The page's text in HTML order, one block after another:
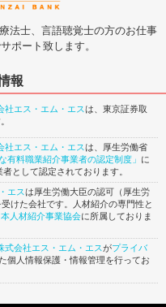
法士、言語聴覚士の方のお仕事
ポート致します。
報
社エス・エム・エスは、東京証券取
社エス・エム・エスは、厚生労働省
有料職業紹介事業者の認定制度」 に
として認定されております。
エスは厚生労働大臣の認可（厚生労
けた会社です。人材紹介の専門性と
人材紹介事業協会に所属しておりま
式会社エス・エム・エスがプライバ
個人情報保護・情報管理を行ってお